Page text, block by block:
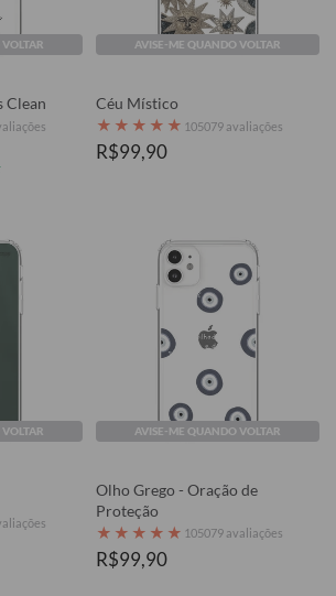
Clean
AVISE-ME QUANDO VOLTAR
Céu Místico
★ ★ ★ ★ ★ 105079 avaliações
R$99,90
AVISE-ME QUANDO VOLTAR
Olho Grego - Oração de
Proteção
★ ★ ★ ★ ★ 105079 avaliações
R$99,90